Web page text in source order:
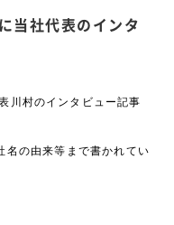
当社代表のインタ
川村のインタビュー記事
名の由来等まで書かれてい